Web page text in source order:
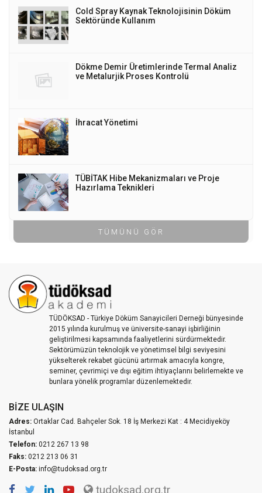
Cold Spray Kaynak Teknolojisinin Döküm
Sektöründe Kullanım
Dökme Demir Üretimlerinde Termal Analiz
ve Metalurjik Proses Kontrolü
İhracat Yönetimi
TÜBİTAK Hibe Mekanizmaları ve Proje
Hazırlama Teknikleri
TÜMÜNÜ GÖR
TÜDÖKSAD - Türkiye Döküm Sanayicileri Derneği bünyesinde
2015 yılında kurulmuş ve üniversite-sanayi işbirliğinin
geliştirilmesi kapsamında faaliyetlerini sürdürmektedir.
Sektörümüzün teknolojik ve yönetimsel bilgi seviyesini
yükselterek rekabet gücünü artırmak amacıyla kongre,
seminer, çevrimiçi ve dışı eğitim ihtiyaçlarını belirlemekte ve
bunlara yönelik programlar düzenlemektedir.
BIZE ULAŞIN
Adres: Ortaklar Cad. Bahçeler Sok. 18 İş Merkezi Kat : 4 Mecidiyeköy
İstanbul
Telefon: 0212 267 13 98
Faks: 0212 213 06 31
E-Posta: info@tudoksad.org.tr
tudoksad.org.tr